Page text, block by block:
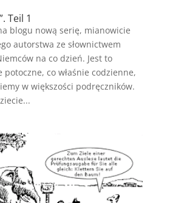
Teil 1
blogu nową serię, mianowicie
autorstwa ze słownictwem
na co dzień. Jest to
potoczne, co właśnie codzienne,
w większości podręczników.